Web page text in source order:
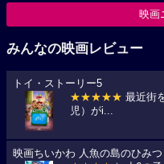
映画
みんなの映画レビュー
トイ・ストーリー5
★★★★★ 最近街
児）がi...
映画ちいかわ 人魚の島のひみつ